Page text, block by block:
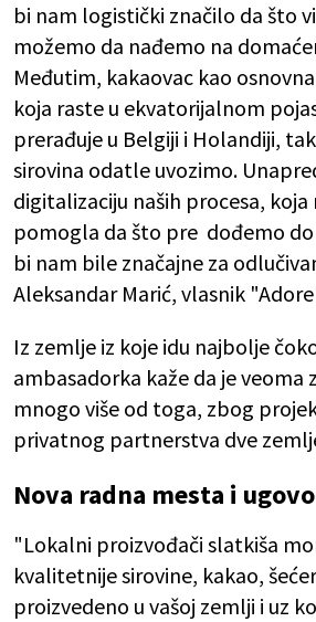
bi nam logistički značilo da što
možemo da nađemo na
Međutim, kakaovac kao
koja raste u ekvatorijalnom
prerađuje u Belgiji i Holandiji,
sirovina odatle uvozimo.
digitalizaciju naših procesa, koja
pomogla da što pre dođemo
bi nam bile značajne za
Aleksandar Marić, vlasnik
Iz zemlje iz koje idu najbolje
ambasadorka kaže da je veoma
mnogo više od toga, zbog
privatnog partnerstva dve
Nova radna mesta i
"Lokalni proizvođači slatkiša
kvalitetnije sirovine, kakao,
proizvedeno u vašoj zemlji i uz